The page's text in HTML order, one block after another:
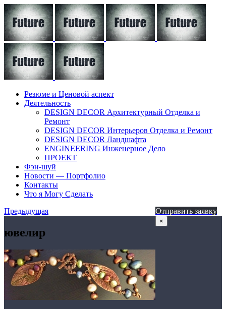
Резюме и Ценовой аспект
Деятельность
DESIGN DECOR Архитектурный Отделка и
Ремонт
DESIGN DECOR Интерьеров Отделка и Ремонт
DESIGN DECOR Ландшафта
ENGINEERING Инженерное Дело
ПРОЕКТ
Фэн-шуй
Новости — Портфолио
Контакты
Что я Могу Сделать
Предыдущая
ювелир
Отправить заявку
×